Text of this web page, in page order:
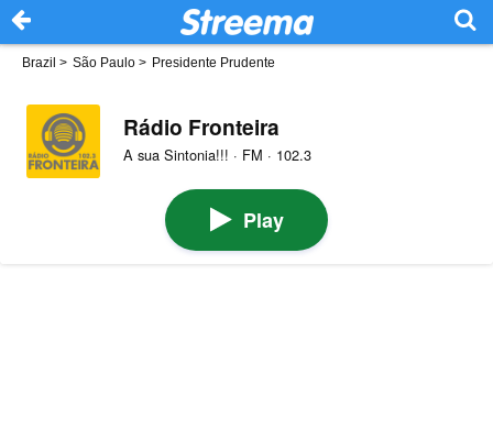
Brazil > São Paulo > Presidente Prudente
Rádio Fronteira
A sua Sintonia!!! · FM · 102.3
Play